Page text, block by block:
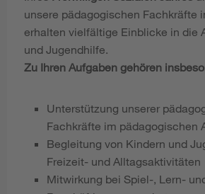
unsere pädagogischen Fachkräfte
erhalten vielfältige Einblicke in die
und Jugendhilfe.
Zu Ihren Aufgaben gehören
Unterstützung unserer
Fachkräfte im pädagogischen
Begleitung von Kindern und
Freizeit- und Alltagsaktivitäten
Mitwirkung bei Spiel-, Lern-